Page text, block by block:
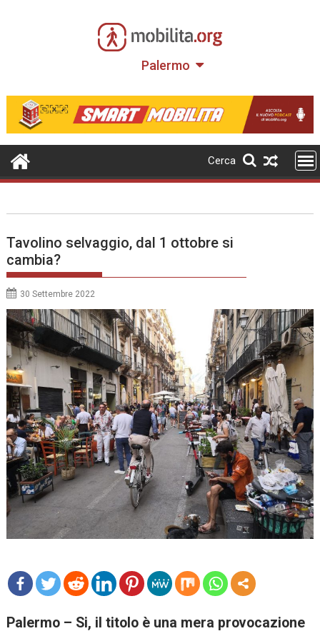
Palermo
Cerca
Tavolino selvaggio, dal 1 ottobre si
cambia?
30 Settembre 2022
re
Palermo – Si, il titolo è una mera provocazione